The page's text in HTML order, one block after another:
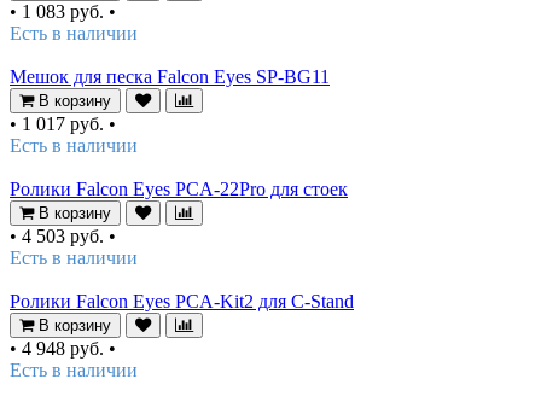
• 1 083 руб. •
Есть в наличии
Мешок для песка Falcon Eyes SP-BG11
В корзину
• 1 017 руб. •
Есть в наличии
Ролики Falcon Eyes PCA-22Pro для стоек
В корзину
• 4 503 руб. •
Есть в наличии
Ролики Falcon Eyes PCA-Kit2 для C-Stand
В корзину
• 4 948 руб. •
Есть в наличии